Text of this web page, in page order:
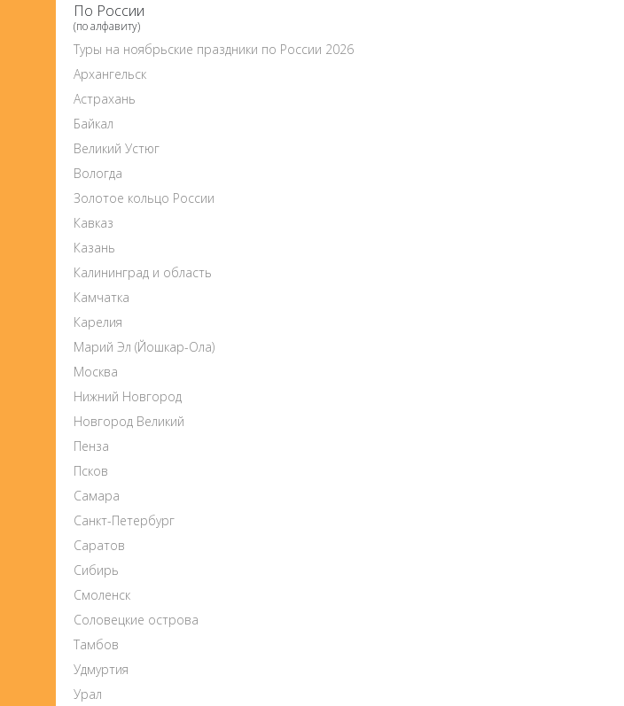
По России
(по алфавиту)
Туры на ноябрьские праздники по России 2026
Архангельск
Астрахань
Байкал
Великий Устюг
Вологда
Золотое кольцо России
Кавказ
Казань
Калининград и область
Камчатка
Карелия
Марий Эл (Йошкар-Ола)
Москва
Нижний Новгород
Новгород Великий
Пенза
Псков
Самара
Санкт-Петербург
Саратов
Сибирь
Смоленск
Соловецкие острова
Тамбов
Удмуртия
Урал